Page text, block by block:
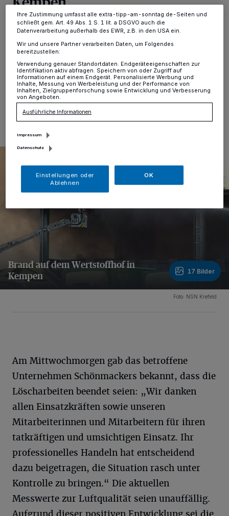
Kempen·Nach dem gestrigen Brand in einem
Ermittlungen aufgenommen, bislang jedoch keine
14.05.2025 , 12:24 Uhr Eine Minute Lesezeit
Brand auf dem Wertstoffhof in
Kempen
17 Bilder
Foto: NSN Krefeld
Am Mittwochmorgen gab das betroffene
Unternehmen Schönmackers bekannt, dass die
Löscharbeiten beendet seien: „Wir danken
allen Einsatzkräften sowie unseren
Mitarbeiterinnen und Mitarbeitern für ihren
tatkräftigen und umsichtigen Einsatz. Ihr
professionelles Handeln hat entscheidend
dazu beigetragen, die Situation rasch unter
Kontrolle zu bringen.“ Die aktuellen
Messwerte zur Luftqualität seien unauffällig.
Informationen finden Sie in unserer Datenschutzerklärung.
Ihre Zustimmung umfasst alle extra-tipp-am-sonntag.de-Seiten und
schließt gem. Art. 49 Abs. 1 S. 1 lit. a DSGVO auch die
Datenverarbeitung außerhalb des EWR, z.B. in den USA ein.
Wir und unsere Partner verarbeiten Daten, um Folgendes
bereitzustellen:
Verwendung genauer Standortdaten. Endgeräteeigenschaften zur
Identifikation aktiv abfragen. Speichern von oder Zugriff auf
Informationen auf einem Endgerät. Personalisierte Werbung und
Inhalte, Messung von Werbeleistung und der Performance von
Inhalten, Zielgruppenforschung sowie Entwicklung und Verbesserung
von Angeboten.
Ausführliche Informationen
Impressum
Datenschutz
Einstellungen oder
Ablehnen
OK